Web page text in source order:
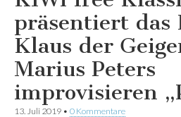
präsentiert das
Klaus der
Marius Peters
improvisieren
13. Juli 2019 • 0 Kommentare